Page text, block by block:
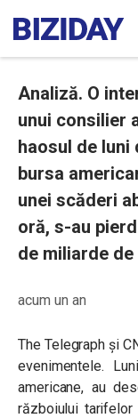
Analiză. O
unui consilier
haosul de luni
bursa
unei scăderi
oră, s-au
de miliarde
acum un an
The Telegraph și
evenimentele.
americane, au
războiului tarifelor